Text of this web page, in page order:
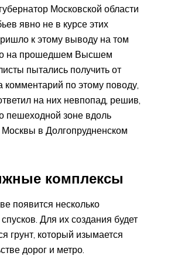
Московской области
явно не в курсе этих
к этому выводу на том
на прошедшем Высшем
пытались получить от
комментарий по этому поводу,
на них невпопад, решив,
пешеходной зоне вдоль
в Долгопрудненском
комплексы
появится несколько
Для их создания будет
грунт, который изымается
дорог и метро.